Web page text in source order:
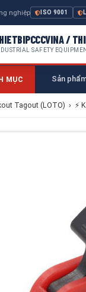
nghiệp ISO 9001
/
SAFETY
MỤC Sản
Tagout (LOTO) › ⚡